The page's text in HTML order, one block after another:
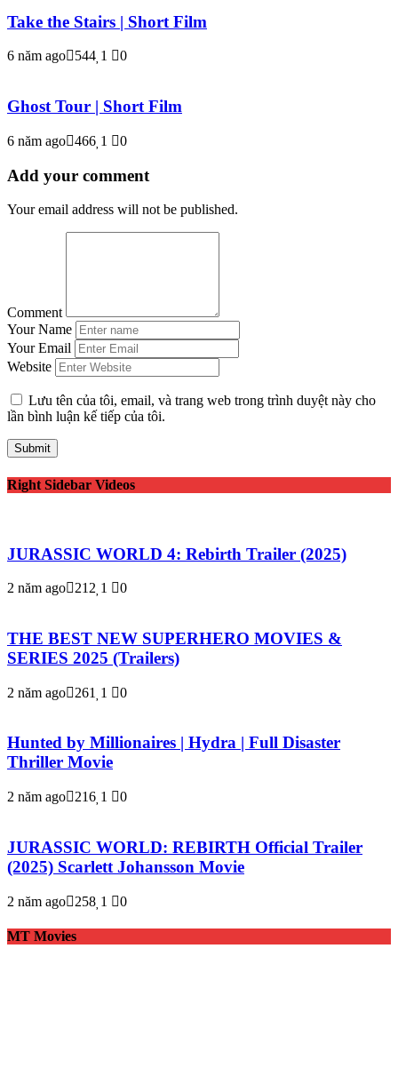
Take the Stairs | Short Film
6 năm ago 544 1 0
Ghost Tour | Short Film
6 năm ago 466 1 0
Add your comment
Your email address will not be published.
Comment
Your Name
Your Email
Website
Lưu tên của tôi, email, và trang web trong trình duyệt này cho
lần bình luận kế tiếp của tôi.
Right Sidebar Videos
JURASSIC WORLD 4: Rebirth Trailer (2025)
2 năm ago 212 1 0
THE BEST NEW SUPERHERO MOVIES &
SERIES 2025 (Trailers)
2 năm ago 261 1 0
Hunted by Millionaires | Hydra | Full Disaster
Thriller Movie
2 năm ago 216 1 0
JURASSIC WORLD: REBIRTH Official Trailer
(2025) Scarlett Johansson Movie
2 năm ago 258 1 0
MT Movies